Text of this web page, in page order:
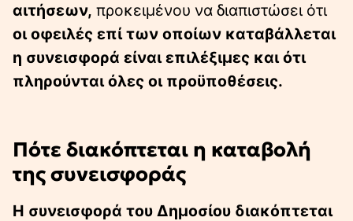
αιτήσεων, προκειμένου να διαπιστώσει ότι
οι οφειλές επί των οποίων καταβάλλεται
η συνεισφορά είναι επιλέξιμες και ότι
πληρούνται όλες οι προϋποθέσεις.
Πότε διακόπτεται η καταβολή
της συνεισφοράς
Η συνεισφορά του Δημοσίου διακόπτεται